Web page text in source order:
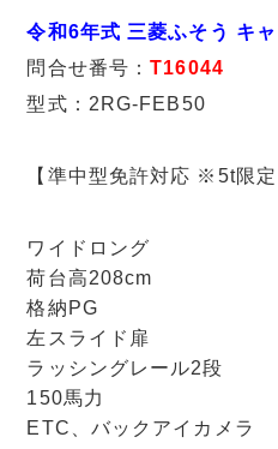
令和6年式 三菱ふそう キ
問合せ番号：T16044
型式：2RG-FEB50
【準中型免許対応 ※5t限定
ワイドロング
荷台高208cm
格納PG
左スライド扉
ラッシングレール2段
150馬力
ETC、バックアイカメラ